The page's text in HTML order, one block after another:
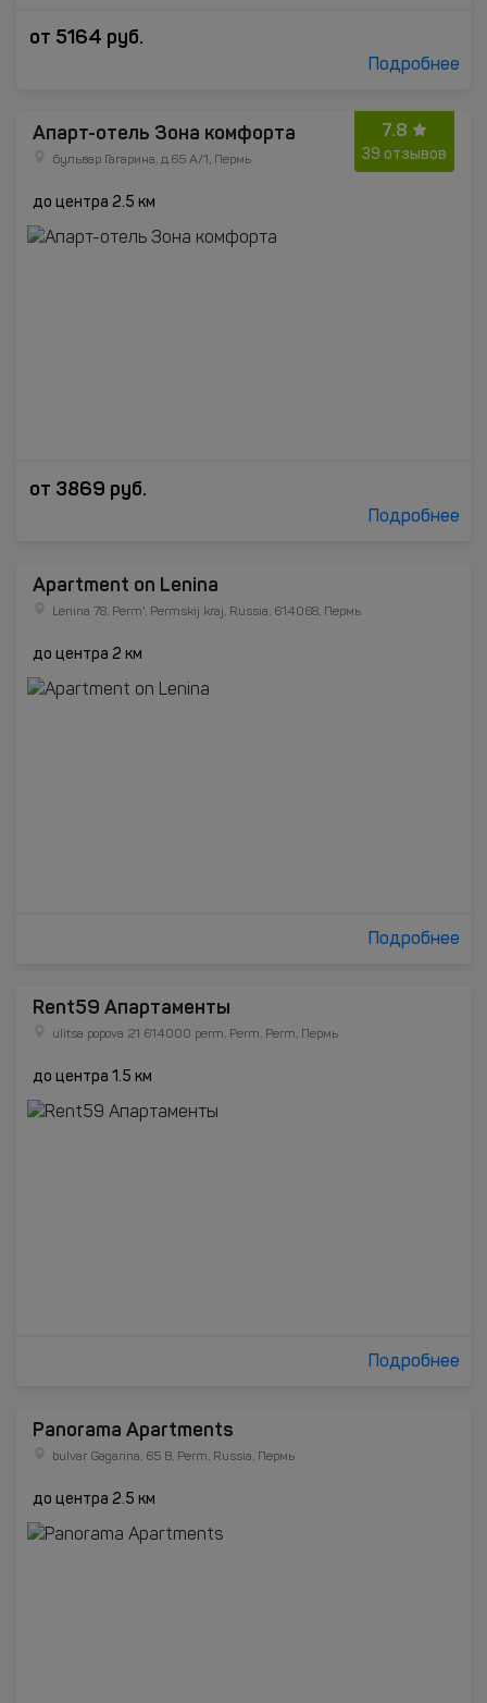
от 5164 руб.
Подробнее
7.8
39 отзывов
Апарт-отель Зона комфорта
бульвар Гагарина, д.65 А/1, Пермь
до центра 2.5 км
от 3869 руб.
Подробнее
Apartment on Lenina
Lenina 78, Perm', Permskij kraj, Russia, 614068, Пермь
до центра 2 км
Подробнее
Rent59 Апартаменты
ulitsa popova 21 614000 perm, Perm, Perm, Пермь
до центра 1.5 км
Подробнее
Panorama Apartments
bulvar Gagarina, 65 B, Perm, Russia, Пермь
до центра 2.5 км